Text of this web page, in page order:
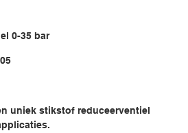
0-35 bar
uniek stikstof reduceerventiel